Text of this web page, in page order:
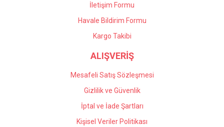
Gönder
İletişim Formu
Havale Bildirim Formu
Kargo Takibi
ALIŞVERİŞ
Mesafeli Satış Sözleşmesi
Gizlilik ve Güvenlik
İptal ve İade Şartları
Kişisel Veriler Politikası